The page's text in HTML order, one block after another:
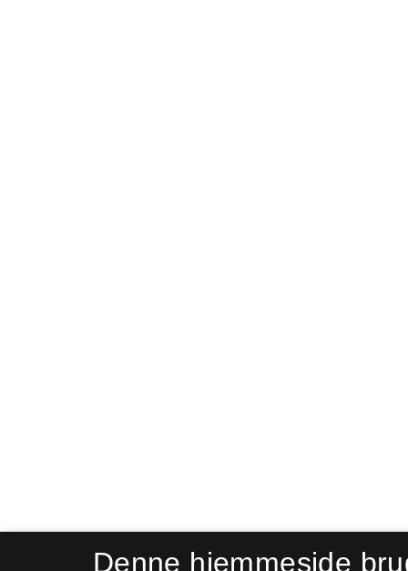
Denne hjemmeside